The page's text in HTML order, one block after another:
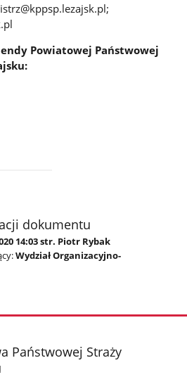
Powiatowej Państwowej
dokumentu
14:03 str. Piotr Rybak
Wydział Organizacyjno-
Państwowej Straży